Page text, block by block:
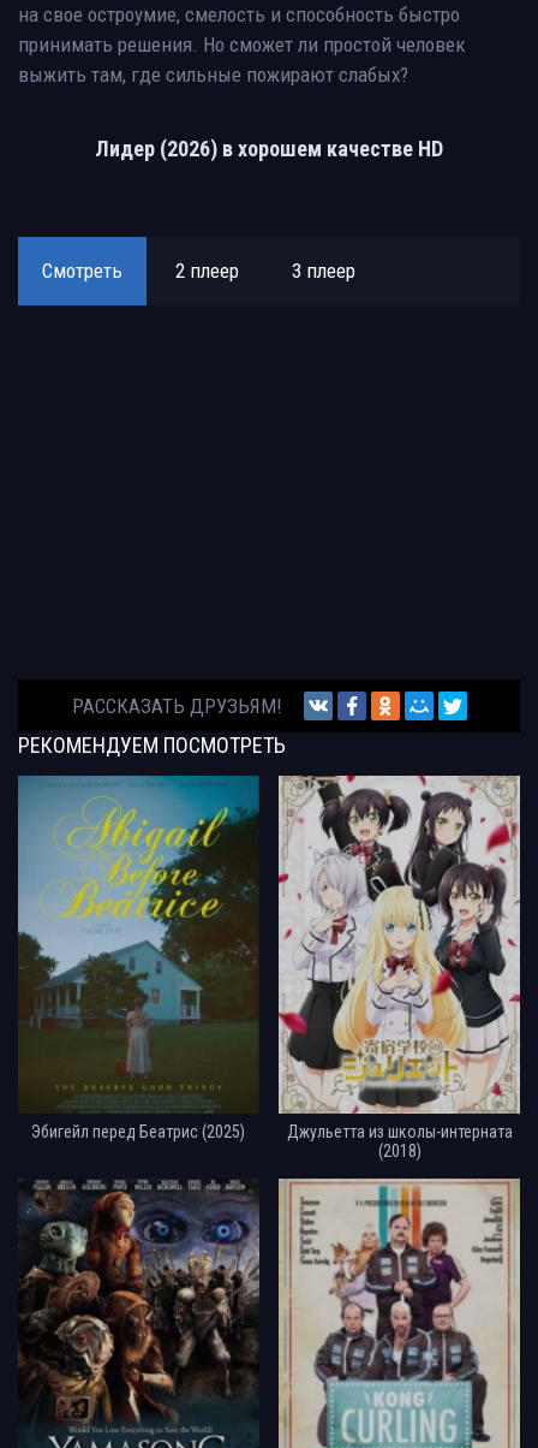
на свое остроумие, смелость и способность быстро
принимать решения. Но сможет ли простой человек
выжить там, где сильные пожирают слабых?
Лидер (2026) в хорошем качестве HD
Смотреть 2 плеер 3 плеер
РАССКАЗАТЬ ДРУЗЬЯМ!
РЕКОМЕНДУЕМ ПОСМОТРЕТЬ
Эбигейл перед Беатрис (2025)
Джульетта из школы-интерната
(2018)